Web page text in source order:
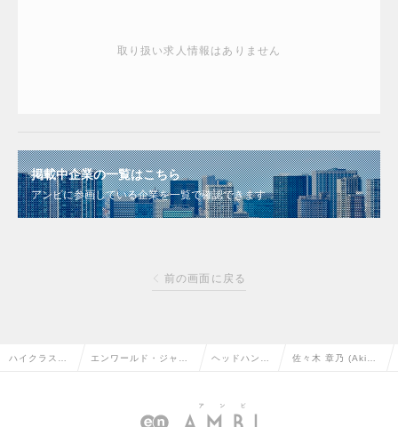
取り扱い求人情報はありません
掲載中企業の一覧はこちら
アンビに参画している企業を一覧で確認できます
前の画面に戻る
ハイクラス求 エンワールド・ジャパ ヘッドハンタ 佐々木 章乃 (Akin